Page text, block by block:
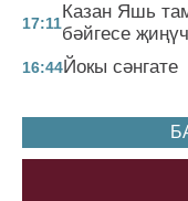
17:11
Казан Яшь
бәйгесе
16:44Йокы сәнгате